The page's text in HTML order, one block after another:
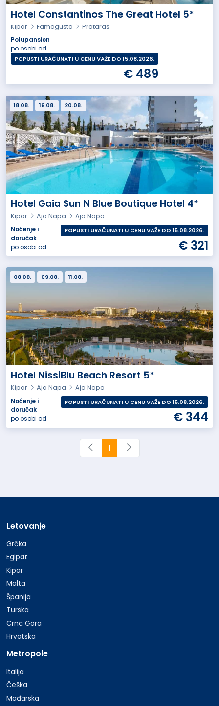
Hotel Constantinos The Great Hotel 5*
Kipar Famagusta
Protaras
Polupansion
po osobi od
POPUSTI URAČUNATI U CENU VAŽE DO 15.08.2026.
€ 489
18.08. 19.08. 20.08.
Hotel Gaia Sun N Blue Boutique Hotel 4*
Kipar Aja Napa
Aja Napa
Noćenje i
doručak
po osobi od
POPUSTI URAČUNATI U CENU VAŽE DO 15.08.2026.
€ 321
08.08. 09.08. 11.08.
Hotel NissiBlu Beach Resort 5*
Kipar Aja Napa
Aja Napa
Noćenje i
doručak
po osobi od
POPUSTI URAČUNATI U CENU VAŽE DO 15.08.2026.
€ 344
1
Letovanje
Grčka
Egipat
Kipar
Malta
Španija
Turska
Crna Gora
Hrvatska
Metropole
Italija
Češka
Mađarska